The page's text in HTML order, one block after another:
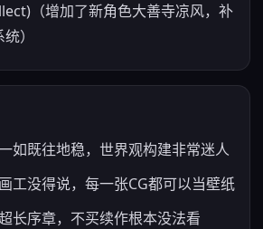
（增加了新角色大善寺凉风，补
）
如既往地稳，世界观构建非常迷人
工没得说，每一张CG都可以当壁纸
长序章，不买续作根本没法看